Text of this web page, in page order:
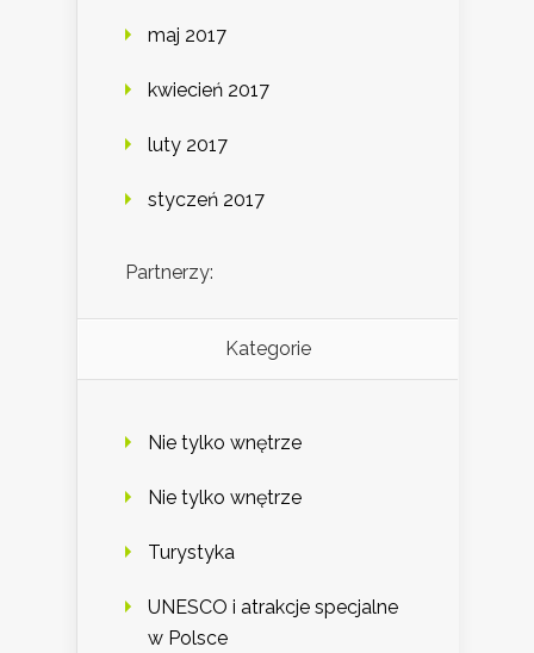
maj 2017
kwiecień 2017
luty 2017
styczeń 2017
Partnerzy:
Kategorie
Nie tylko wnętrze
Nie tylko wnętrze
Turystyka
UNESCO i atrakcje specjalne
w Polsce